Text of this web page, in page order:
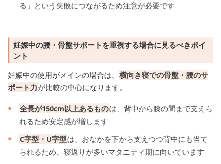
る」という失敗につながるため注意が必要です
妊娠中の腰・骨盤サポートを重視する場合に見るべきポイ
ント
妊娠中の使用がメインの場合は、 横向き寝での骨盤・腰のサ
ポート力が比較の中心になります。
全長が150cm以上あるものは、背中から膝の間まで支えら
れるため安定感が増します
C字型・U字型は、おなかを下から支えつつ背中にも当て
られるため、寝返りが多いマタニティ期に向いています